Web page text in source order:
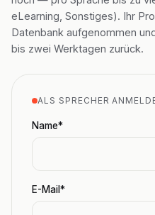
eLearning, Sonstiges). Ihr
Datenbank aufgenommen
bis zwei Werktagen zurück.
ALS SPRECHER
Name*
E-Mail*